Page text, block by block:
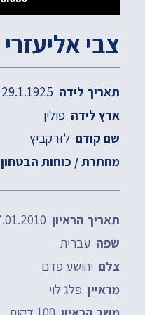
צבי אליעזרי
תאריך לידה
ארץ לידה פולין
שם קודם לזרקביץ
מחתרת / כוחות הבטחון
תאריך הראיון
שפה עברית
צלם יהושע פדם
מראיין פלג לוי